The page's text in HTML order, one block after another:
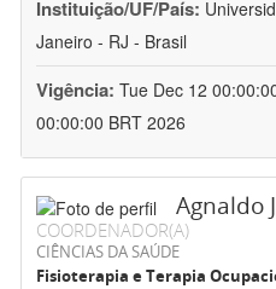
Instituição/UF/País:
Janeiro - RJ - Brasil
Vigência: Tue Dec 12
00:00:00 BRT 2026
Agnaldo
COORDENADOR(A)
CIÊNCIAS DA SAÚDE
Fisioterapia e Terapia